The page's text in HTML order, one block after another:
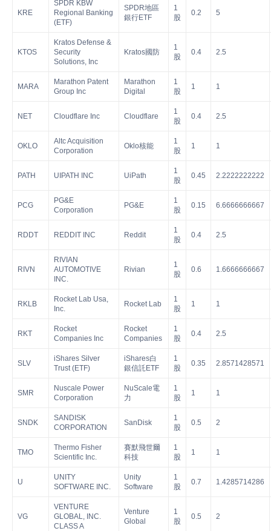
KRE
SPDR KBW
Regional Banking
(ETF)
SPDR地區
銀行ETF
1
股
0.2 5
KTOS
Kratos Defense &
Security
Solutions, Inc
Kratos國防
1
股
0.4 2.5
MARA
Marathon Patent
Group Inc
Marathon
Digital
1
股
1 1
NET Cloudflare Inc Cloudflare
1
股
0.4 2.5
OKLO
Altc Acquisition
Corporation
Oklo核能
1
股
1 1
PATH UIPATH INC UiPath
1
股
0.45 2.2222222222
PCG
PG&E
Corporation
PG&E
1
股
0.15 6.6666666667
RDDT REDDIT INC Reddit
1
股
0.4 2.5
RIVN
RIVIAN
AUTOMOTIVE
INC.
Rivian
1
股
0.6 1.6666666667
RKLB
Rocket Lab Usa,
Inc.
Rocket Lab
1
股
1 1
RKT
Rocket
Companies Inc
Rocket
Companies
1
股
0.4 2.5
SLV
iShares Silver
Trust (ETF)
iShares白
銀信託ETF
1
股
0.35 2.8571428571
SMR
Nuscale Power
Corporation
NuScale電
力
1
股
1 1
SNDK
SANDISK
CORPORATION
SanDisk
1
股
0.5 2
TMO
Thermo Fisher
Scientific Inc.
賽默飛世爾
科技
1
股
1 1
U
UNITY
SOFTWARE INC.
Unity
Software
1
股
0.7 1.4285714286
VG
VENTURE
GLOBAL, INC.
CLASS A
Venture
Global
1
股
0.5 2